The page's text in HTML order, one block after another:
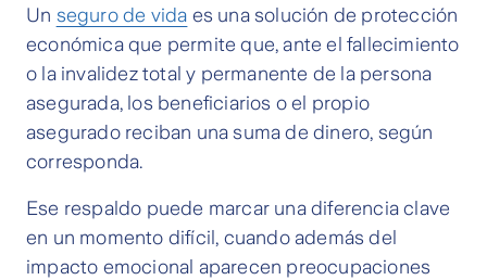
Un seguro de vida es una solución de protección
económica que permite que, ante el fallecimiento
o la invalidez total y permanente de la persona
asegurada, los beneficiarios o el propio
asegurado reciban una suma de dinero, según
corresponda.
Ese respaldo puede marcar una diferencia clave
en un momento difícil, cuando además del
impacto emocional aparecen preocupaciones